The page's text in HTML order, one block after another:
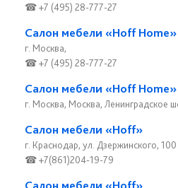
☎ +7 (495) 28-777-27
Салон мебели «Hoff Home»
г. Москва,
☎ +7 (495) 28-777-27
Салон мебели «Hoff Home»
г. Москва, Москва, Ленинградское
Салон мебели «Hoff»
г. Краснодар, ул. Дзержинского, 100
☎ +7(861)204-19-79
Салон мебели «Hoff»